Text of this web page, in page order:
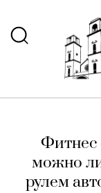
Фитнес
можно
рулем